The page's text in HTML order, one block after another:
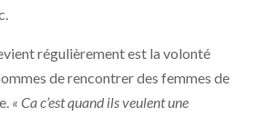
régulièrement est la volonté
de rencontrer des femmes de
« Ca c’est quand ils veulent une